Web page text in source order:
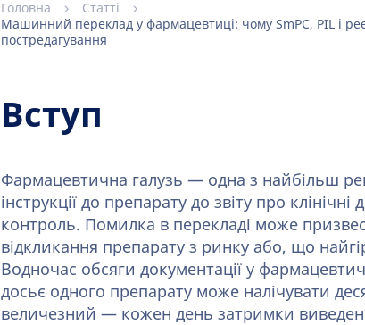
Головна
Статті
Машинний переклад у фармацевтиці: чому SmPC, PIL і
постредагування
Вступ
Фармацевтична галузь — одна з найбільш
інструкції до препарату до звіту про
контроль. Помилка в перекладі може
відкликання препарату з ринку або, що
Водночас обсяги документації у
досьє одного препарату може налічувати
величезний — кожен день затримки